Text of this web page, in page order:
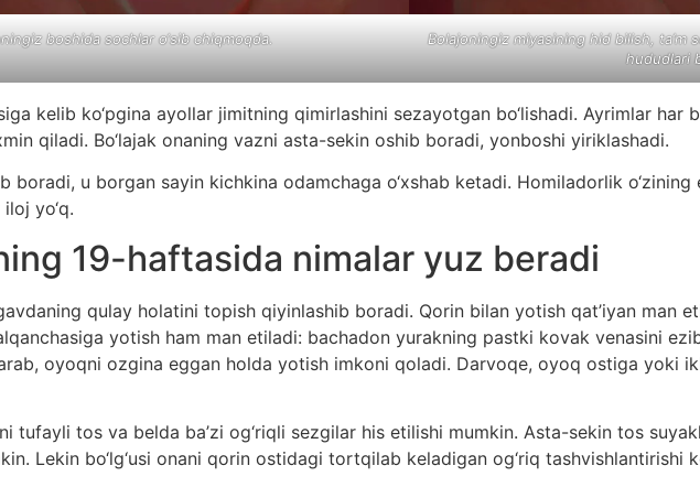
boshida sochlar o‘sib chiqmoqda.
Bolajoningiz miyasining hid bilish, ta’m
hududlari
kelib ko‘pgina ayollar jimitning qimirlashini sezayotgan bo‘lishadi. Ayrimlar har
qiladi. Bo‘lajak onaning vazni asta-sekin oshib boradi, yonboshi yiriklashadi.
boradi, u borgan sayin kichkina odamchaga o‘xshab ketadi. Homiladorlik
yo‘q.
19-haftasida nimalar yuz beradi
qulay holatini topish qiyinlashib boradi. Qorin bilan yotish qat’iyan man
yotish ham man etiladi: bachadon yurakning pastki kovak venasini
oyoqni ozgina eggan holda yotish imkoni qoladi. Darvoqe, oyoq ostiga yoki
tufayli tos va belda ba’zi og‘riqli sezgilar his etilishi mumkin. Asta-sekin tos
Lekin bo‘lg‘usi onani qorin ostidagi tortqilab keladigan og‘riq tashvishlantirishi